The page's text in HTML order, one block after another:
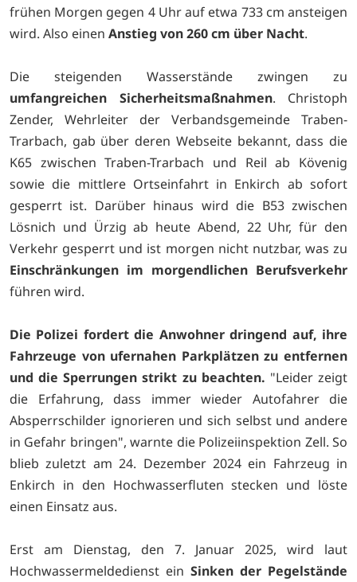
frühen Morgen gegen 4 Uhr auf etwa 733 cm ansteigen
wird. Also einen Anstieg von 260 cm über Nacht.
Die steigenden Wasserstände zwingen zu
umfangreichen Sicherheitsmaßnahmen. Christoph
Zender, Wehrleiter der Verbandsgemeinde Traben-
Trarbach, gab über deren Webseite bekannt, dass die
K65 zwischen Traben-Trarbach und Reil ab Kövenig
sowie die mittlere Ortseinfahrt in Enkirch ab sofort
gesperrt ist. Darüber hinaus wird die B53 zwischen
Lösnich und Ürzig ab heute Abend, 22 Uhr, für den
Verkehr gesperrt und ist morgen nicht nutzbar, was zu
Einschränkungen im morgendlichen Berufsverkehr
führen wird.
Die Polizei fordert die Anwohner dringend auf, ihre
Fahrzeuge von ufernahen Parkplätzen zu entfernen
und die Sperrungen strikt zu beachten. "Leider zeigt
die Erfahrung, dass immer wieder Autofahrer die
Absperrschilder ignorieren und sich selbst und andere
in Gefahr bringen", warnte die Polizeiinspektion Zell. So
blieb zuletzt am 24. Dezember 2024 ein Fahrzeug in
Enkirch in den Hochwasserfluten stecken und löste
einen Einsatz aus.
Erst am Dienstag, den 7. Januar 2025, wird laut
Hochwassermeldedienst ein Sinken der Pegelstände